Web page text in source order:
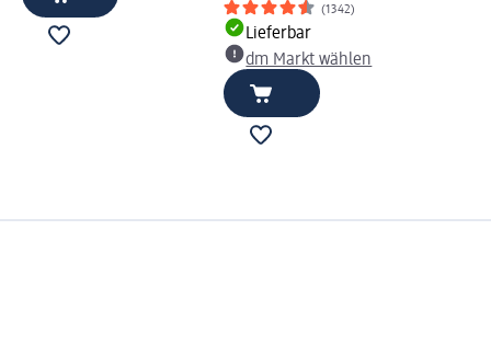
(1342)
Lieferbar
dm Markt wählen